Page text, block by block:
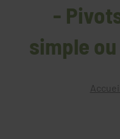
-
simple
Accueil